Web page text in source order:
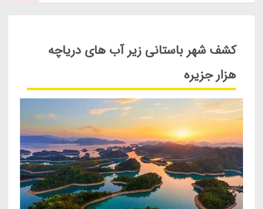
کشف شهر باستانی زیر آب های دریاچه
هزار جزیره